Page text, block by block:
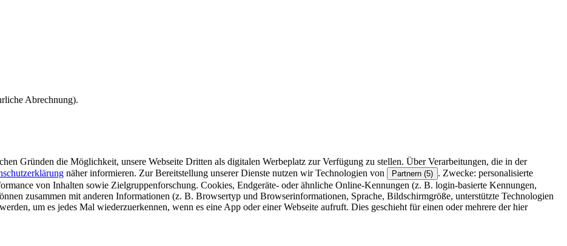
Abrechnung).
Gründen die Möglichkeit, unsere Webseite Dritten als digitalen Werbeplatz zur Verfügung zu stellen. Über Verarbeitungen, die in der
näher informieren. Zur Bereitstellung unserer Dienste nutzen wir Technologien von Partnern (5) . Zwecke: personalisierte
von Inhalten sowie Zielgruppenforschung. Cookies, Endgeräte- oder ähnliche Online-Kennungen (z. B. login-basierte Kennungen,
zusammen mit anderen Informationen (z. B. Browsertyp und Browserinformationen, Sprache, Bildschirmgröße, unterstützte Technologien
um es jedes Mal wiederzuerkennen, wenn es eine App oder einer Webseite aufruft. Dies geschieht für einen oder mehrere der hier